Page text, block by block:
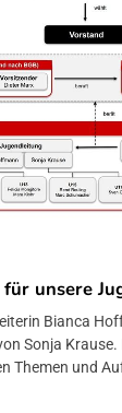
unsere
Bianca
Sonja Krause.
Themen und